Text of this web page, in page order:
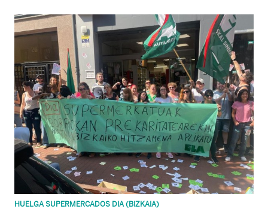
HUELGA SUPERMERCADOS DIA (BIZKAIA)